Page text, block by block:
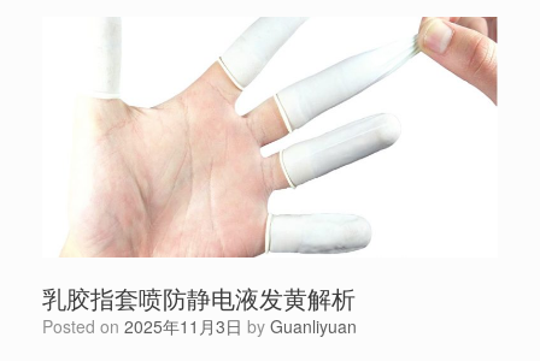
乳胶指套喷防静电液发黄解析
Posted on 2025年11月3日 by Guanliyuan